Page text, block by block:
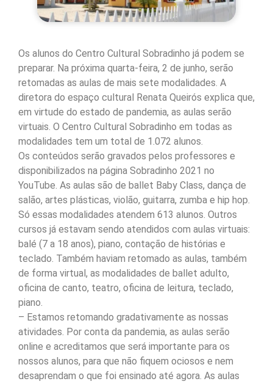
Os alunos do Centro Cultural Sobradinho já podem se
preparar. Na próxima quarta-feira, 2 de junho, serão
retomadas as aulas de mais sete modalidades. A
diretora do espaço cultural Renata Queirós explica que,
em virtude do estado de pandemia, as aulas serão
virtuais. O Centro Cultural Sobradinho em todas as
modalidades tem um total de 1.072 alunos.
Os conteúdos serão gravados pelos professores e
disponibilizados na página Sobradinho 2021 no
YouTube. As aulas são de ballet Baby Class, dança de
salão, artes plásticas, violão, guitarra, zumba e hip hop.
Só essas modalidades atendem 613 alunos. Outros
cursos já estavam sendo atendidos com aulas virtuais:
balé (7 a 18 anos), piano, contação de histórias e
teclado. Também haviam retomado as aulas, também
de forma virtual, as modalidades de ballet adulto,
oficina de canto, teatro, oficina de leitura, teclado,
piano.
– Estamos retomando gradativamente as nossas
atividades. Por conta da pandemia, as aulas serão
online e acreditamos que será importante para os
nossos alunos, para que não fiquem ociosos e nem
desaprendam o que foi ensinado até agora. As aulas